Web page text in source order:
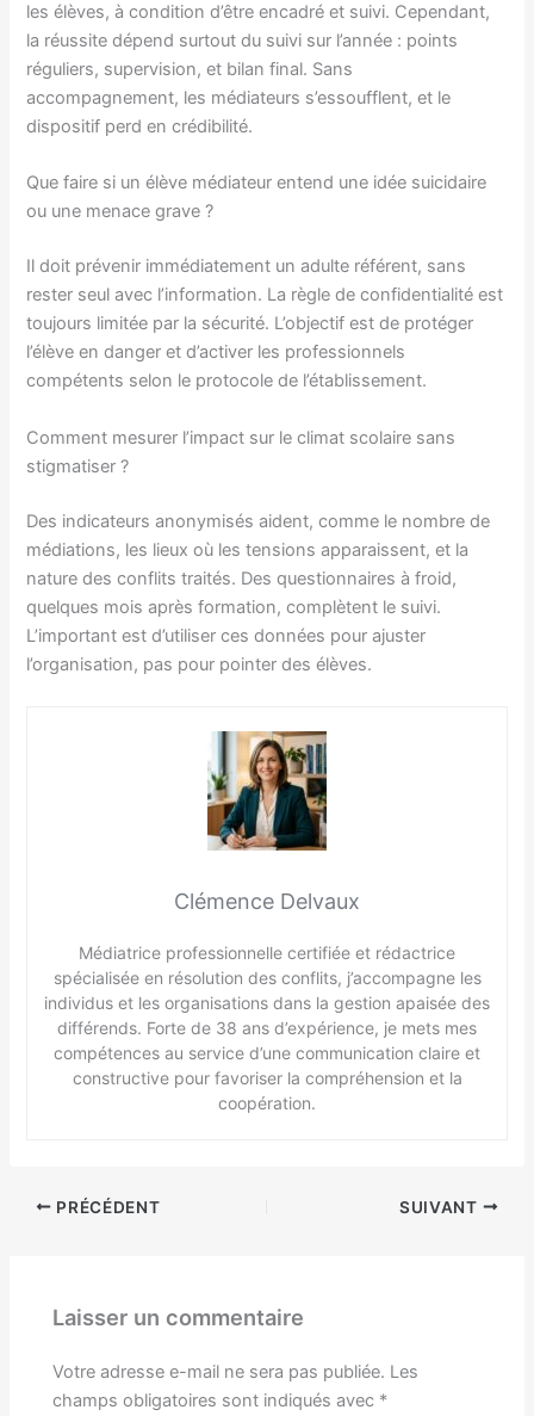
les élèves, à condition d’être encadré et suivi. Cependant,
la réussite dépend surtout du suivi sur l’année : points
réguliers, supervision, et bilan final. Sans
accompagnement, les médiateurs s’essoufflent, et le
dispositif perd en crédibilité.
Que faire si un élève médiateur entend une idée suicidaire
ou une menace grave ?
Il doit prévenir immédiatement un adulte référent, sans
rester seul avec l’information. La règle de confidentialité est
toujours limitée par la sécurité. L’objectif est de protéger
l’élève en danger et d’activer les professionnels
compétents selon le protocole de l’établissement.
Comment mesurer l’impact sur le climat scolaire sans
stigmatiser ?
Des indicateurs anonymisés aident, comme le nombre de
médiations, les lieux où les tensions apparaissent, et la
nature des conflits traités. Des questionnaires à froid,
quelques mois après formation, complètent le suivi.
L’important est d’utiliser ces données pour ajuster
l’organisation, pas pour pointer des élèves.
Clémence Delvaux
Médiatrice professionnelle certifiée et rédactrice
spécialisée en résolution des conflits, j’accompagne les
individus et les organisations dans la gestion apaisée des
différends. Forte de 38 ans d’expérience, je mets mes
compétences au service d’une communication claire et
constructive pour favoriser la compréhension et la
coopération.
PRÉCÉDENT SUIVANT
Laisser un commentaire
Votre adresse e-mail ne sera pas publiée. Les
champs obligatoires sont indiqués avec *